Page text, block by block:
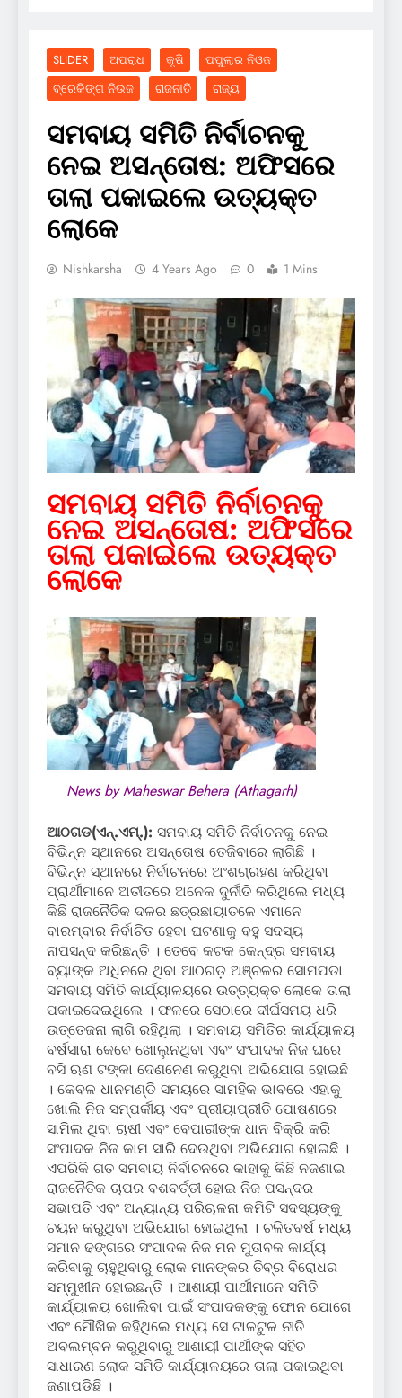
SLIDER ଅପରାଧ କୃଷି
ପପୁଲାର ନିଓଜ
ବ୍ରେକିଙ୍ଗ ନିଉଜ
ରାଜନୀତି ରାଜ୍ୟ
ସମବାୟ ସମିତି ନିର୍ବାଚନକୁ
ନେଇ ଅସନ୍ତୋଷ: ଅଫିସରେ
ତାଲା ପକାଇଲେ ଉତ୍ୟକ୍ତ
ଲୋକେ
Nishkarsha 4 Years Ago 0 1 Mins
ସମବାୟ ସମିତି ନିର୍ବାଚନକୁ
ନେଇ ଅସନ୍ତୋଷ: ଅଫିସରେ
ତାଲା ପକାଇଲେ ଉତ୍ୟକ୍ତ
ଲୋକେ
News by Maheswar Behera (Athagarh)
ଆଠଗଡ(ଏନ୍‌.ଏମ୍‌.): ସମବାୟ ସମିତି ନିର୍ବାଚନକୁ ନେଇ
ବିଭିନ୍ନ ସ୍ଥାନରେ ଅସନ୍ତୋଷ ତେଜିବାରେ ଲାଗିଛି ।
ବିଭିନ୍ନ ସ୍ଥାନରେ ନିର୍ବାଚନରେ ଅଂଶଗ୍ରହଣ କରିଥିବା
ପ୍ରାର୍ଥୀମାନେ ଅତୀତରେ ଅନେକ ଦୁର୍ନୀତି କରିଥିଲେ ମଧ୍ୟ
କିଛି ରାଜନୈତିକ ଦଳର ଛତ୍ରଛାୟାତଳେ ଏମାନେ
ବାରମ୍ବାର ନିର୍ବାଚିତ ହେବା ଘଟଣାକୁ ବହୁ ସଦସ୍ୟ
ନାପସନ୍ଦ କରିଛନ୍ତି । ତେବେ କଟକ କେନ୍ଦ୍ର ସମବାୟ
ବ୍ୟାଙ୍କ ଅଧିନରେ ଥିବା ଆଠଗଡ଼ ଅଞ୍ଚଳର ସୋମପଡା
ସମବାୟ ସମିତି କାର୍ଯ୍ୟାଳୟରେ ଉତ୍ତ୍ୟକ୍ତ ଲୋକେ ତାଲା
ପକାଇଦେଇଥିଲେ । ଫଳରେ ସେଠାରେ ଦୀର୍ଘସମୟ ଧରି
ଉତ୍ତେଜନା ଲାଗି ରହିଥିଲା । ସମବାୟ ସମିତିର କାର୍ଯ୍ୟାଳୟ
ବର୍ଷସାରା କେବେ ଖୋଲୁନଥିବା ଏବଂ ସଂପାଦକ ନିଜ ଘରେ
ବସି ଋଣ ଟଙ୍କା ଦେଣନେଣ କରୁଥିବା ଅଭିଯୋଗ ହୋଇଛି
। କେବଳ ଧାନମଣ୍ଡି ସମୟରେ ସାମହିକ ଭାବରେ ଏହାକୁ
ଖୋଲି ନିଜ ସମ୍ପର୍କୀୟ ଏବଂ ପ୍ରୀୟାପ୍ରୀତି ପୋଷଣରେ
ସାମିଲ ଥିବା ଚାଷୀ ଏବଂ ବେପାରୀଙ୍କ ଧାନ ବିକ୍ରି କରି
ସଂପାଦକ ନିଜ କାମ ସାରି ଦେଉଥିବା ଅଭିଯୋଗ ହୋଇଛି ।
ଏପରିକି ଗତ ସମବାୟ ନିର୍ବାଚନରେ କାହାକୁ କିଛି ନଜଣାଇ
ରାଜନୈତିକ ଚାପର ବଶବର୍ତ୍ତୀ ହୋଇ ନିଜ ପସନ୍ଦର
ସଭାପତି ଏବଂ ଅନ୍ୟାନ୍ୟ ପରିଚାଳନା କମିଟି ସଦସ୍ୟଙ୍କୁ
ଚୟନ କରୁଥିବା ଅଭିଯୋଗ ହୋଇଥିଲା । ଚଳିତବର୍ଷ ମଧ୍ୟ
ସମାନ ଢଙ୍ଗରେ ସଂପାଦକ ନିଜ ମନ ମୁତାବକ କାର୍ଯ୍ୟ
କରିବାକୁ ଚାହୁଥିବାରୁ ଲୋକ ମାନଙ୍କର ତିବ୍ର ବିରୋଧର
ସମ୍ମୁଖୀନ ହୋଇଛନ୍ତି । ଆଶାୟୀ ପାର୍ଥୀମାନେ ସମିତି
କାର୍ଯ୍ୟାଳୟ ଖୋଲିବା ପାଇଁ ସଂପାଦକଙ୍କୁ ଫୋନ ଯୋଗେ
ଏବଂ ମୌଖିକ କହିଥିଲେ ମଧ୍ୟ ସେ ଟାଳଟୁଳ ନୀତି
ଅବଲମ୍ବନ କରୁଥିବାରୁ ଆଶାୟୀ ପାର୍ଥୀଙ୍କ ସହିତ
ସାଧାରଣ ଲୋକ ସମିତି କାର୍ଯ୍ୟାଳୟରେ ତାଲା ପକାଇଥିବା
ଜଣାପଡିଛି ।